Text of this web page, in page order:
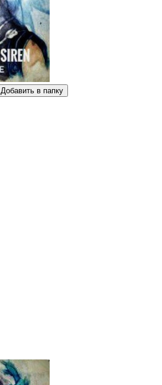
Добавить в папку